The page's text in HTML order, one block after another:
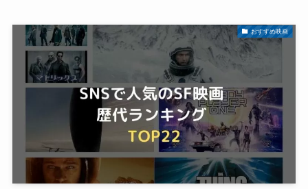
おすすめ映画